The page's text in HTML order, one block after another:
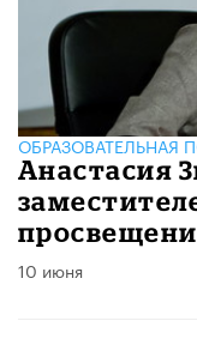
ОБРАЗОВАТЕЛЬНАЯ
Анастасия
10 июня